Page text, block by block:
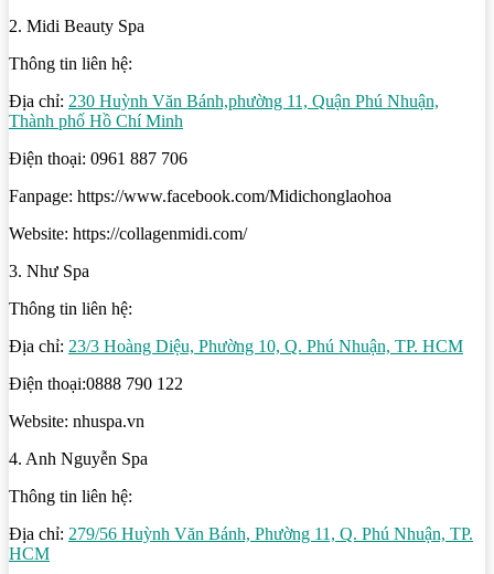
2. Midi Beauty Spa
Thông tin liên hệ:
Địa chỉ: 230 Huỳnh Văn Bánh,phường 11, Quận Phú Nhuận,
Thành phố Hồ Chí Minh
Điện thoại: 0961 887 706
Fanpage: https://www.facebook.com/Midichonglaohoa
Website: https://collagenmidi.com/
3. Như Spa
Thông tin liên hệ:
Địa chỉ: 23/3 Hoàng Diệu, Phường 10, Q. Phú Nhuận, TP. HCM
Điện thoại:0888 790 122
Website: nhuspa.vn
4. Anh Nguyễn Spa
Thông tin liên hệ:
Địa chỉ: 279/56 Huỳnh Văn Bánh, Phường 11, Q. Phú Nhuận, TP.
HCM